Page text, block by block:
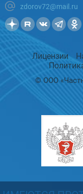
zdorov72@mail.ru
Лицензии
© ООО